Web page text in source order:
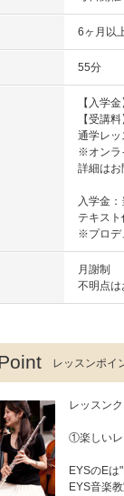
6ヶ月以
55分
【入学
【受講料
通学レッ
※オンラ
詳細はお
入学金
テキスト
※プロデ
月謝制
不明点は
レッスンポイ
レッスン
①楽しいレ
EYSのEは
EYS音楽